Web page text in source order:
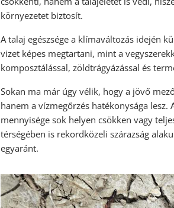
környezetet biztosít.
A talaj egészsége a klímaváltozás idején
vizet képes megtartani, mint a
komposztálással, zöldtrágyázással és
Sokan ma már úgy vélik, hogy a jövő
hanem a vízmegőrzés hatékonysága lesz.
mennyisége sok helyen csökken vagy
térségében is rekordközeli szárazság
egyaránt.